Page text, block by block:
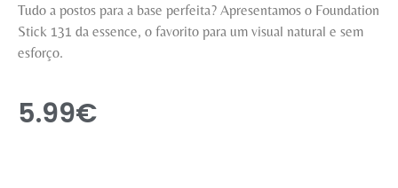
Tudo a postos para a base perfeita? Apresentamos o Foundation
Stick 131 da essence, o favorito para um visual natural e sem
esforço.
5.99€